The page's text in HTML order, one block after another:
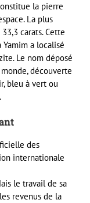
la pierre
La plus
carats. Cette
a localisé
Le nom déposé
découverte
bleu à vert ou
des
internationale
le travail de sa
revenus de la